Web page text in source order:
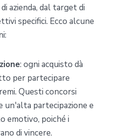
azienda, dal target di
specifici. Ecco alcune
: ogni acquisto dà
per partecipare
Questi concorsi
un'alta partecipazione e
emotivo, poiché i
di vincere.